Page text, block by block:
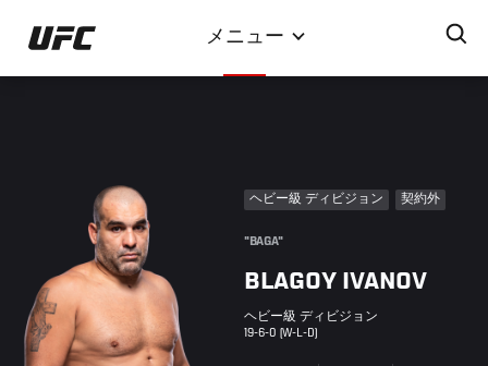
イ
ン
メニュー
ヘビー級 ディビジョン 契約外
"BAGA"
BLAGOY IVANOV
ヘビー級 ディビジョン
19-6-0 (W-L-D)